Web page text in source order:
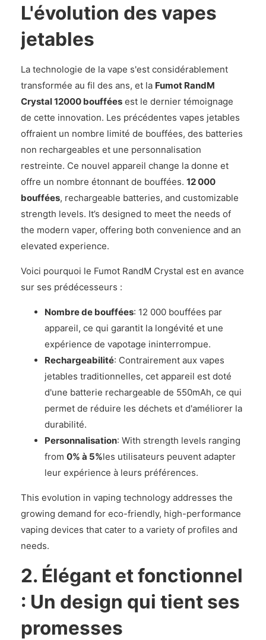
L'évolution des vapes
jetables
La technologie de la vape s'est considérablement
transformée au fil des ans, et la Fumot RandM
Crystal 12000 bouffées est le dernier témoignage
de cette innovation. Les précédentes vapes jetables
offraient un nombre limité de bouffées, des batteries
non rechargeables et une personnalisation
restreinte. Ce nouvel appareil change la donne et
offre un nombre étonnant de bouffées. 12 000
bouffées, rechargeable batteries, and customizable
strength levels. It’s designed to meet the needs of
the modern vaper, offering both convenience and an
elevated experience.
Voici pourquoi le Fumot RandM Crystal est en avance
sur ses prédécesseurs :
Nombre de bouffées: 12 000 bouffées par
appareil, ce qui garantit la longévité et une
expérience de vapotage ininterrompue.
Rechargeabilité: Contrairement aux vapes
jetables traditionnelles, cet appareil est doté
d'une batterie rechargeable de 550mAh, ce qui
permet de réduire les déchets et d'améliorer la
durabilité.
Personnalisation: With strength levels ranging
from 0% à 5%les utilisateurs peuvent adapter
leur expérience à leurs préférences.
This evolution in vaping technology addresses the
growing demand for eco-friendly, high-performance
vaping devices that cater to a variety of profiles and
needs.
2. Élégant et fonctionnel
: Un design qui tient ses
promesses